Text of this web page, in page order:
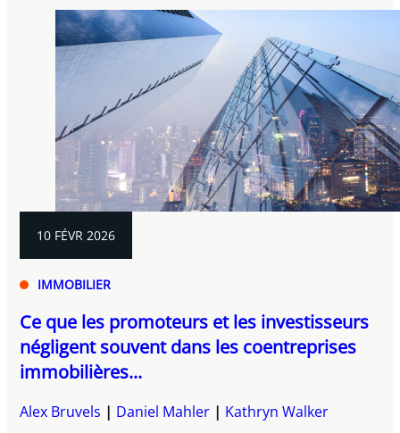
10 FÉVR 2026
IMMOBILIER
Ce que les promoteurs et les investisseurs
négligent souvent dans les coentreprises
immobilières...
Alex Bruvels Daniel Mahler Kathryn Walker